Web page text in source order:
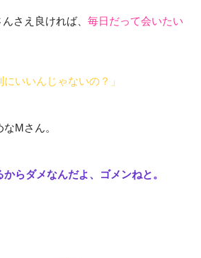
さえ良ければ、 毎日だって会いたい
にいいんじゃないの？」
Mさん。
らダメなんだよ、ゴメンねと。